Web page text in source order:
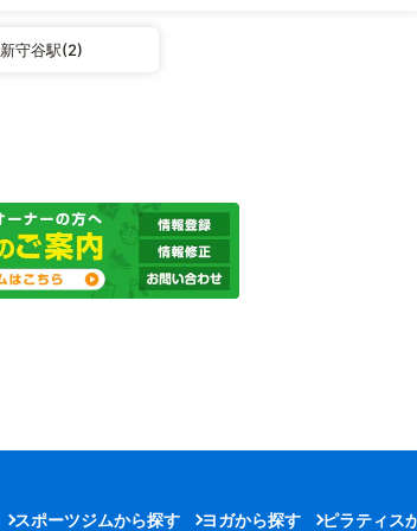
新守谷駅(2)
スポーツジムから探す ヨガから探す ピラティス